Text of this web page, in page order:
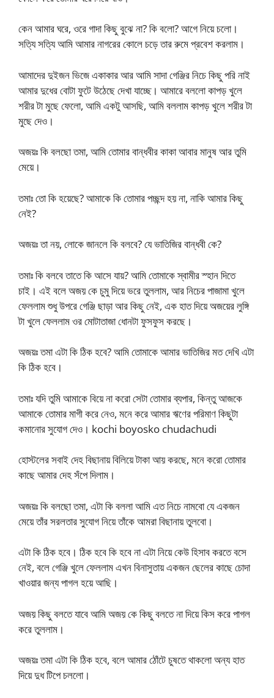
কেন আমার ঘরে, ওরে গাদা কিছু বুঝে না? কি বলো? আগে নিয়ে চলো।
সত্যি সত্যি আমি আমার নাগরের কোলে চড়ে তার রুমে প্রবেশ করলাম।
আমাদের দুইজন ভিজে একাকার আর আমি সাদা গেঞ্জির নিচে কিছু পরি নাই
আমার দুধের বোটা ফুটে উঠেছে দেখা যাচ্ছে। আমারে বললো কাপড় খুলে
শরীর টা মুছে ফেলো, আমি একটু আসছি, আমি বললাম কাপড় খুলে শরীর টা
মুছে দেও।
অজয়ঃ কি বলছো তমা, আমি তোমার বান্ধবীর কাকা আবার মানুষ আর তুমি
মেয়ে।
তমাঃ তো কি হয়েছে? আমাকে কি তোমার পচ্ছন্দ হয় না, নাকি আমার কিছু
নেই?
অজয়ঃ তা নয়, লোকে জানলে কি বলবে? যে ভাতিজির বান্ধবী কে?
তমাঃ কি বলবে তাতে কি আসে যায়? আমি তোমাকে স্বামীর স্হান দিতে
চাই। এই বলে অজয় কে চুমু দিয়ে ভরে তুললাম, আর নিচের পাজামা খুলে
ফেললাম শুধু উপরে গেঞ্জি ছাড়া আর কিছু নেই, এক হাত দিয়ে অজয়ের লুঙ্গি
টা খুলে ফেললাম ওর মোটাতাজা ধোনটা ফুসফুস করছে।
অজয়ঃ তমা এটা কি ঠিক হবে? আমি তোমাকে আমার ভাতিজির মত দেখি এটা
কি ঠিক হবে।
তমাঃ যদি তুমি আমাকে বিয়ে না করো সেটা তোমার ব্যপার, কিন্তু আজকে
আমাকে তোমার মাগী করে নেও, মনে করে আমার ঋণের পরিমাণ কিছুটা
কমানোর সুযোগ দেও। kochi boyosko chudachudi
হোস্টলের সবাই দেহ বিছানায় বিলিয়ে টাকা আয় করছে, মনে করো তোমার
কাছে আমার দেহ সঁপে দিলাম।
অজয়ঃ কি বলছো তমা, এটা কি বললা আমি এত নিচে নামবো যে একজন
মেয়ে তাঁর সরলতার সুযোগ নিয়ে তাঁকে আমরা বিছানায় তুলবো।
এটা কি ঠিক হবে। ঠিক হবে কি হবে না এটা নিয়ে কেউ হিসাব করতে বসে
নেই, বলে গেঞ্জি খুলে ফেললাম এখন বিনাসুতায় একজন ছেলের কাছে চোদা
খাওয়ার জন্য পাগল হয়ে আছি।
অজয় কিছু বলতে যাবে আমি অজয় কে কিছু বলতে না দিয়ে কিস করে পাগল
করে তুললাম।
অজয়ঃ তমা এটা কি ঠিক হবে, বলে আমার ঠোঁটে চুষতে থাকলো অন্য হাত
দিয়ে দুধ টিপে চললো।